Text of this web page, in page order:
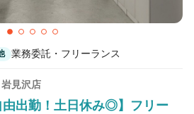
検索する
業務委託・フリーランス
見沢店
由出勤！土日休み◎】フリー